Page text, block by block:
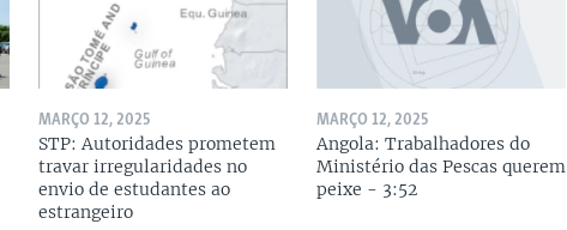
MARÇO 12, 2025
STP: Autoridades prometem
travar irregularidades no
envio de estudantes ao
estrangeiro
MARÇO 12, 2025
Angola: Trabalhadores do
Ministério das Pescas querem
peixe - 3:52